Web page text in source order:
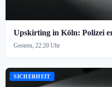
Upskirting in Köln: Polizei
Gestern, 22:20 Uhr
SICHERHEIT